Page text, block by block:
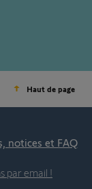
Haut de page
notices et FAQ
par email !